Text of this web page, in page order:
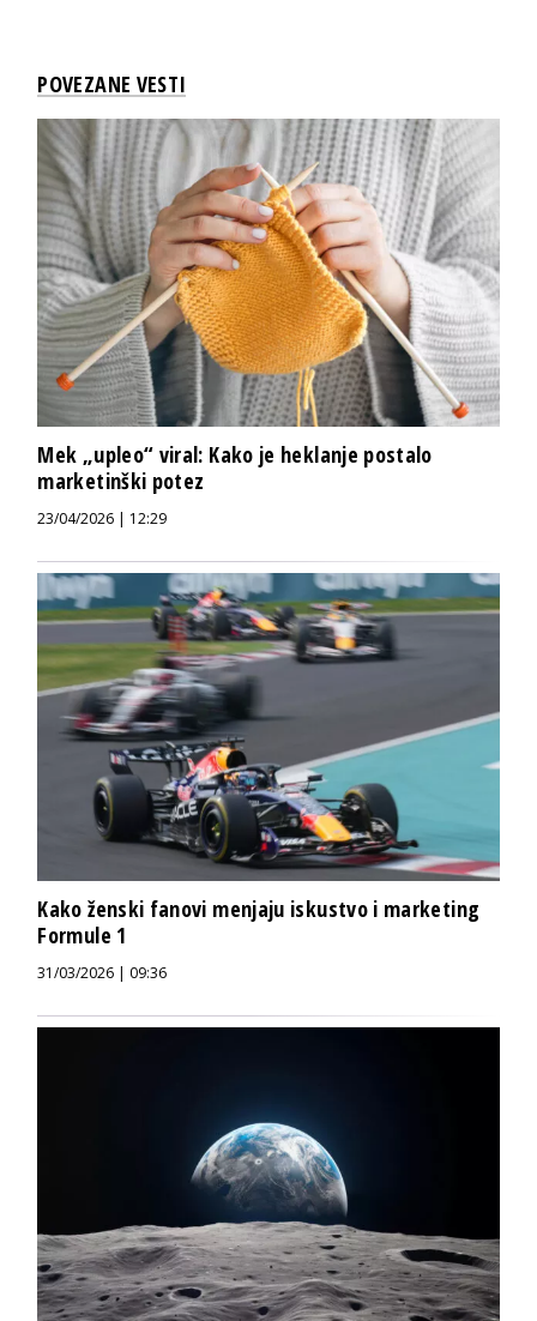
POVEZANE VESTI
Mek „upleo“ viral: Kako je heklanje postalo
marketinški potez
23/04/2026 | 12:29
Kako ženski fanovi menjaju iskustvo i marketing
Formule 1
31/03/2026 | 09:36